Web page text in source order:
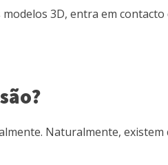
3D, entra em
Naturalmente,